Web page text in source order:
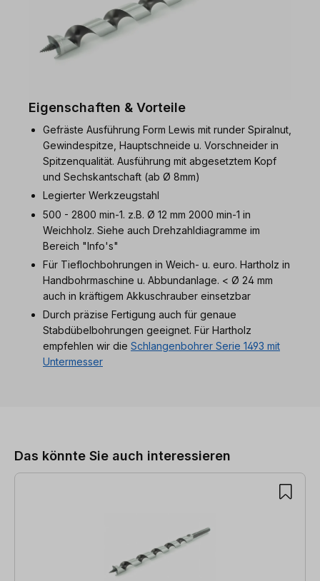
Eigenschaften & Vorteile
Gefräste Ausführung Form Lewis mit runder Spiralnut,
Gewindespitze, Hauptschneide u. Vorschneider in
Spitzenqualität. Ausführung mit abgesetztem Kopf
und Sechskantschaft (ab Ø 8mm)
Legierter Werkzeugstahl
500 - 2800 min-1. z.B. Ø 12 mm 2000 min-1 in
Weichholz. Siehe auch Drehzahldiagramme im
Bereich "Info's"
Für Tieflochbohrungen in Weich- u. euro. Hartholz in
Handbohrmaschine u. Abbundanlage. < Ø 24 mm
auch in kräftigem Akkuschrauber einsetzbar
Durch präzise Fertigung auch für genaue
Stabdübelbohrungen geeignet. Für Hartholz
empfehlen wir die Schlangenbohrer Serie 1493 mit
Untermesser
Das könnte Sie auch interessieren